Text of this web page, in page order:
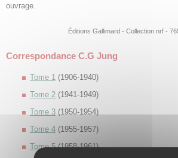
ouvrage.
Éditions Gallimard - Collection nrf -
Correspondance C.G Jung
Tome 1 (1906-1940)
Tome 2 (1941-1949)
Tome 3 (1950-1954)
Tome 4 (1955-1957)
Tome 5(1958-1961)